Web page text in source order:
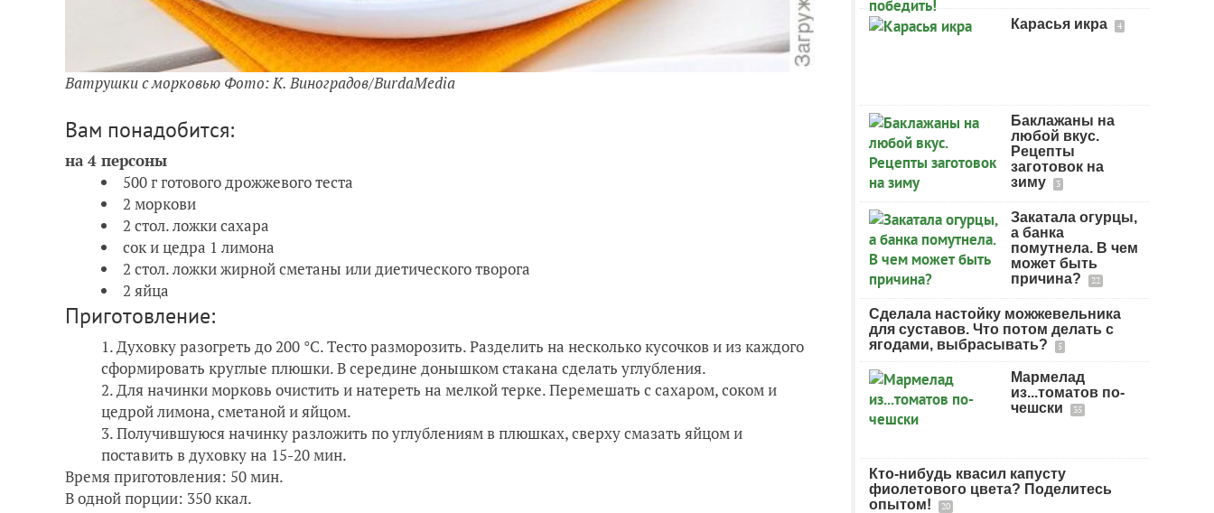
Ватрушки с морковью Фото: К. Виноградов/BurdaMedia
Вам понадобится:
на 4 персоны
500 г готового дрожжевого теста
2 моркови
2 стол. ложки сахара
сок и цедра 1 лимона
2 стол. ложки жирной сметаны или диетического творога
2 яйца
Приготовление:
Духовку разогреть до 200 °С. Тесто разморозить. Разделить на несколько кусочков и из каждого
сформировать круглые плюшки. В середине донышком стакана сделать углубления.
Для начинки морковь очистить и натереть на мелкой терке. Перемешать с сахаром, соком и
цедрой лимона, сметаной и яйцом.
Получившуюся начинку разложить по углублениям в плюшках, сверху смазать яйцом и
поставить в духовку на 15-20 мин.
Время приготовления: 50 мин.
В одной порции: 350 ккал.
Карасья икра 4
Баклажаны на
любой вкус.
Рецепты
заготовок на
зиму
3
Закатала огурцы,
а банка
помутнела. В чем
может быть
причина?
22
Сделала настойку можжевельника
для суставов. Что потом делать с
ягодами, выбрасывать?
5
Мармелад
из...томатов по-
чешски
35
Кто-нибудь квасил капусту
фиолетового цвета? Поделитесь
опытом!
20